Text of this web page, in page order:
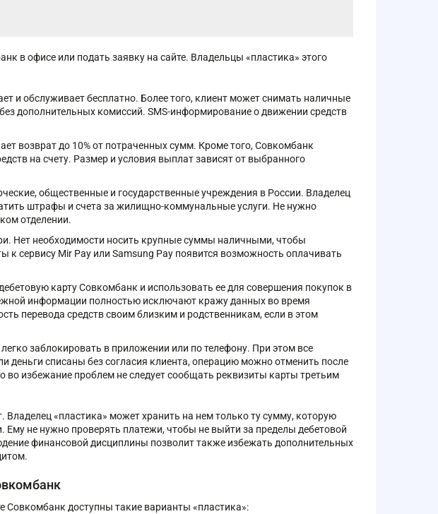
в офисе или подать заявку на сайте. Владельцы «пластика» этого
и обслуживает бесплатно. Более того, клиент может снимать наличные
дополнительных комиссий. SMS-информирование о движении средств
возврат до 10% от потраченных сумм. Кроме того, Совкомбанк
на счету. Размер и условия выплат зависят от выбранного
общественные и государственные учреждения в России. Владелец
штрафы и счета за жилищно-коммунальные услуги. Не нужно
отделении.
Нет необходимости носить крупные суммы наличными, чтобы
к сервису Mir Pay или Samsung Pay появится возможность оплачивать
карту Совкомбанк и использовать ее для совершения покупок в
информации полностью исключают кражу данных во время
перевода средств своим близким и родственникам, если в этом
заблокировать в приложении или по телефону. При этом все
деньги списаны без согласия клиента, операцию можно отменить после
избежание проблем не следует сообщать реквизиты карты третьим
«пластика» может хранить на нем только ту сумму, которую
Ему не нужно проверять платежи, чтобы не выйти за пределы дебетовой
финансовой дисциплины позволит также избежать дополнительных
доступны такие варианты «пластика»: